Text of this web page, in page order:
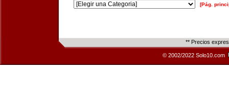
[Pág.
** Precios
© 2002/2022 Solo10.com